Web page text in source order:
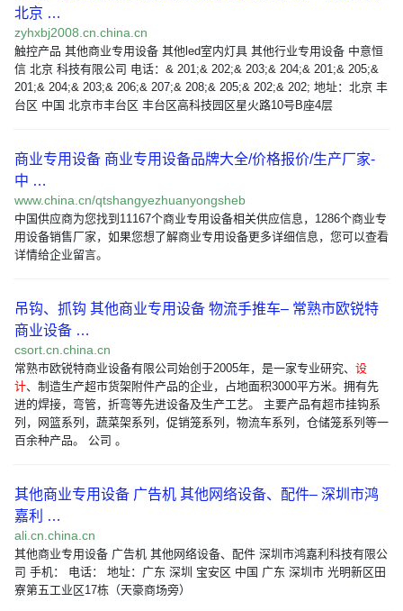
北京 …
zyhxbj2008.cn.china.cn
触控产品 其他商业专用设备 其他led室内灯具 其他行业专用设备 中意恒
信 北京 科技有限公司 电话：& 201;& 202;& 203;& 204;& 201;& 205;&
201;& 204;& 203;& 206;& 207;& 208;& 205;& 202;& 202; 地址：北京 丰
台区 中国 北京市丰台区 丰台区高科技园区星火路10号B座4层
商业专用设备 商业专用设备品牌大全/价格报价/生产厂家-
中 …
www.china.cn/qtshangyezhuanyongsheb
中国供应商为您找到11167个商业专用设备相关供应信息，1286个商业专
用设备销售厂家，如果您想了解商业专用设备更多详细信息，您可以查看
详情给企业留言。
吊钩、抓钩 其他商业专用设备 物流手推车– 常熟市欧锐特
商业设备 …
csort.cn.china.cn
常熟市欧锐特商业设备有限公司始创于2005年，是一家专业研究、 设
计、制造生产超市货架附件产品的企业，占地面积3000平方米。拥有先
进的焊接，弯管，折弯等先进设备及生产工艺。 主要产品有超市挂钩系
列，网篮系列，蔬菜架系列，促销笼系列，物流车系列，仓储笼系列等一
百余种产品。 公司 。
其他商业专用设备 广告机 其他网络设备、配件– 深圳市鸿
嘉利 …
ali.cn.china.cn
其他商业专用设备 广告机 其他网络设备、配件 深圳市鸿嘉利科技有限公
司 手机： 电话： 地址：广东 深圳 宝安区 中国 广东 深圳市 光明新区田
寮第五工业区17栋（天豪商场旁）